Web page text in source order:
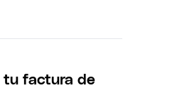
tu factura de